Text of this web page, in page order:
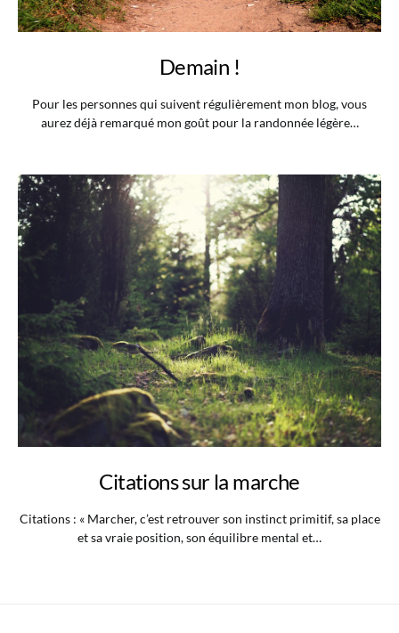
Demain !
Pour les personnes qui suivent régulièrement mon blog, vous
aurez déjà remarqué mon goût pour la randonnée légère…
Citations sur la marche
Citations : « Marcher, c’est retrouver son instinct primitif, sa place
et sa vraie position, son équilibre mental et…